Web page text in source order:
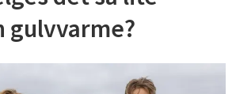
gulvvarme?